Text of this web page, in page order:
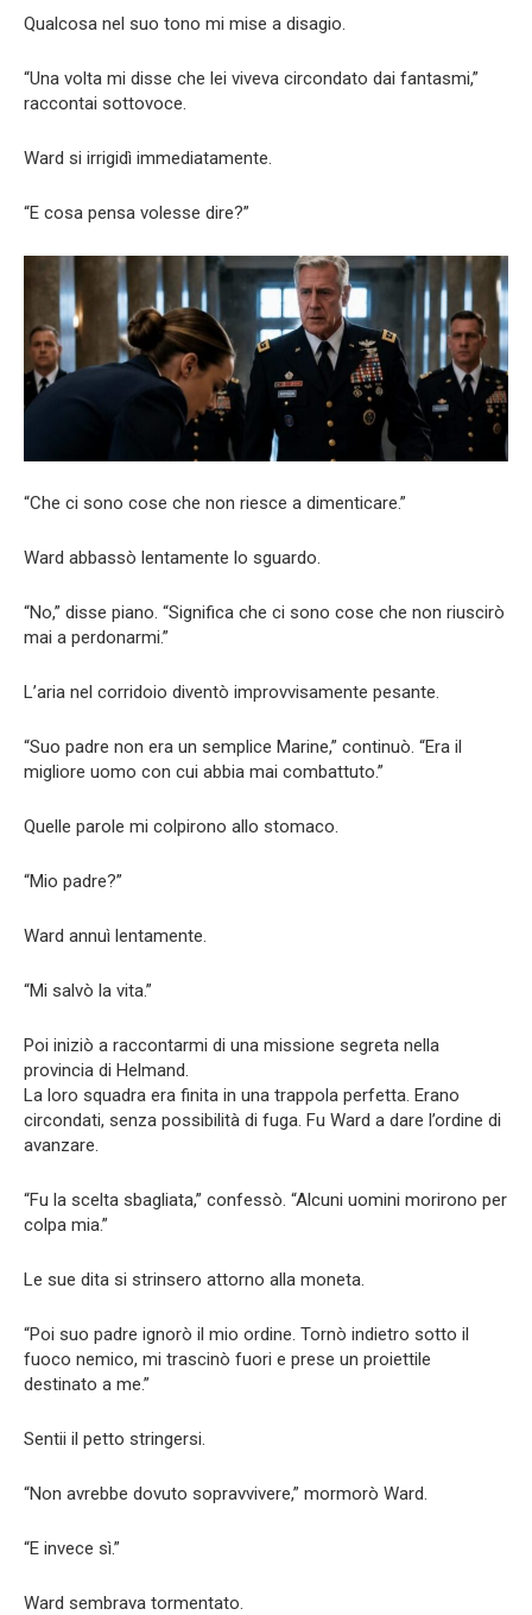
Qualcosa nel suo tono mi mise a disagio.
“Una volta mi disse che lei viveva circondato dai fantasmi,”
raccontai sottovoce.
Ward si irrigidì immediatamente.
“E cosa pensa volesse dire?”
“Che ci sono cose che non riesce a dimenticare.”
Ward abbassò lentamente lo sguardo.
“No,” disse piano. “Significa che ci sono cose che non riuscirò
mai a perdonarmi.”
L’aria nel corridoio diventò improvvisamente pesante.
“Suo padre non era un semplice Marine,” continuò. “Era il
migliore uomo con cui abbia mai combattuto.”
Quelle parole mi colpirono allo stomaco.
“Mio padre?”
Ward annuì lentamente.
“Mi salvò la vita.”
Poi iniziò a raccontarmi di una missione segreta nella
provincia di Helmand.
La loro squadra era finita in una trappola perfetta. Erano
circondati, senza possibilità di fuga. Fu Ward a dare l’ordine di
avanzare.
“Fu la scelta sbagliata,” confessò. “Alcuni uomini morirono per
colpa mia.”
Le sue dita si strinsero attorno alla moneta.
“Poi suo padre ignorò il mio ordine. Tornò indietro sotto il
fuoco nemico, mi trascinò fuori e prese un proiettile
destinato a me.”
Sentii il petto stringersi.
“Non avrebbe dovuto sopravvivere,” mormorò Ward.
“E invece sì.”
Ward sembrava tormentato.